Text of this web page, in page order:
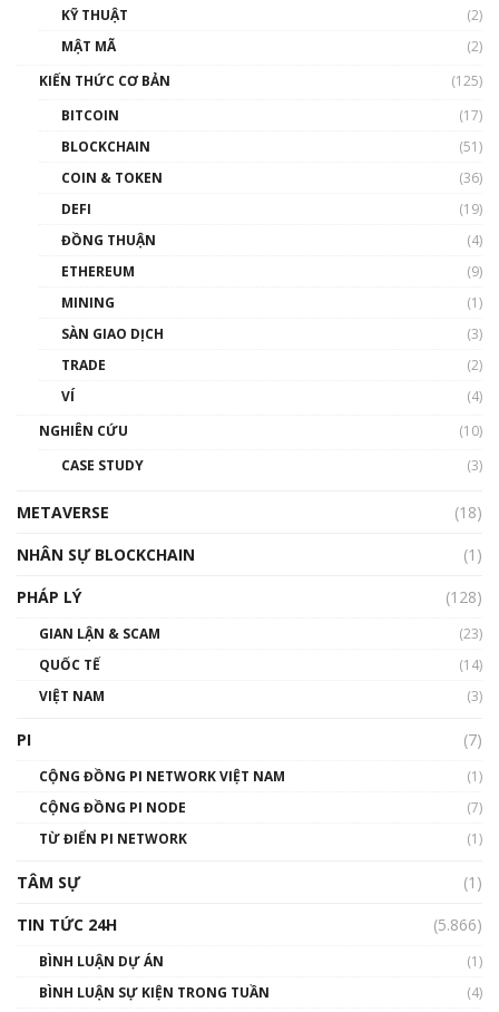
00:43:47
như thể nào?
00:39:31
Phổ cập Blockchain
thống & Crypto qua các cuộc chiến | Phổ cập
01:32:59
gió ấm
Talkshow 14: MemeCoin – Trò đùa tỷ đô
01:29:26
KỸ THUẬT
(2)
MẬT MÃ
(2)
KIẾN THỨC CƠ BẢN
(125)
BITCOIN
(17)
BLOCKCHAIN
(51)
COIN & TOKEN
(36)
DEFI
(19)
ĐỒNG THUẬN
(4)
ETHEREUM
(9)
MINING
(1)
SÀN GIAO DỊCH
(3)
TRADE
(2)
VÍ
(4)
NGHIÊN CỨU
(10)
CASE STUDY
(3)
METAVERSE
(18)
NHÂN SỰ BLOCKCHAIN
(1)
PHÁP LÝ
(128)
GIAN LẬN & SCAM
(23)
QUỐC TẾ
(14)
VIỆT NAM
(3)
PI (7)
CỘNG ĐỒNG PI NETWORK VIỆT NAM
(1)
CỘNG ĐỒNG PI NODE
(7)
TỪ ĐIỂN PI NETWORK
(1)
TÂM SỰ
(1)
TIN TỨC 24H
(5.866)
BÌNH LUẬN DỰ ÁN
(1)
BÌNH LUẬN SỰ KIỆN TRONG TUẦN
(4)